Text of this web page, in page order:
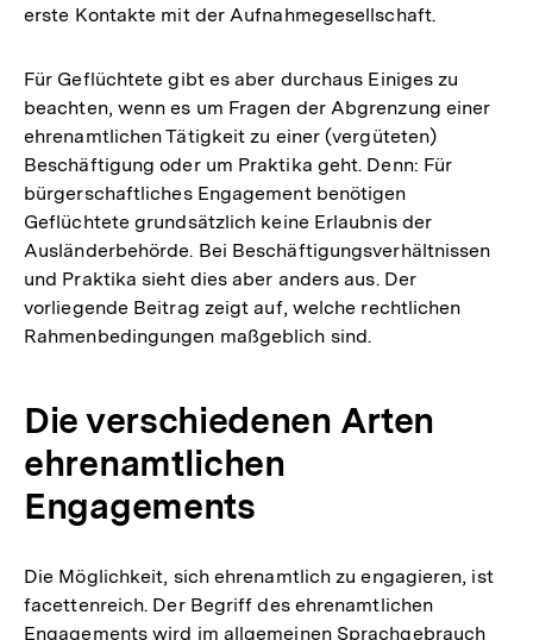
erste Kontakte mit der Aufnahmegesellschaft.
Für Geflüchtete gibt es aber durchaus Einiges zu
beachten, wenn es um Fragen der Abgrenzung einer
ehrenamtlichen Tätigkeit zu einer (vergüteten)
Beschäftigung oder um Praktika geht. Denn: Für
bürgerschaftliches Engagement benötigen
Geflüchtete grundsätzlich keine Erlaubnis der
Ausländerbehörde. Bei Beschäftigungsverhältnissen
und Praktika sieht dies aber anders aus. Der
vorliegende Beitrag zeigt auf, welche rechtlichen
Rahmenbedingungen maßgeblich sind.
Die verschiedenen Arten
ehrenamtlichen
Engagements
Die Möglichkeit, sich ehrenamtlich zu engagieren, ist
facettenreich. Der Begriff des ehrenamtlichen
Engagements wird im allgemeinen Sprachgebrauch